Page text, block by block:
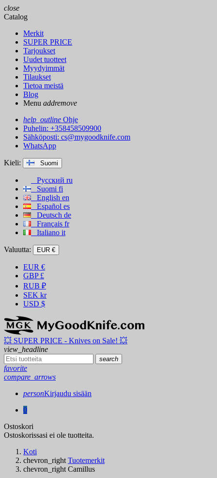
close
Catalog
Merkit
SUPER PRICE
Tarjoukset
Uudet tuotteet
Myydyimmät
Tilaukset
Tietoa meistä
Blog
Menu addremove
help_outline Ohje
Puhelin: +358458509900
Sähköposti: cs@mygoodknife.com
WhatsApp
Kieli: Suomi
Русский ru
Suomi fi
English en
Español es
Deutsch de
Français fr
Italiano it
Valuutta: EUR €
EUR €
GBP £
RUB ₽
SEK kr
USD $
💥 SUPER PRICE - Knives on Sale! 💥
view_headline
search
favorite
compare_arrows
personKirjaudu sisään
0
Ostoskori
Ostoskorissasi ei ole tuotteita.
Koti
chevron_right Tuotemerkit
chevron_right Camillus